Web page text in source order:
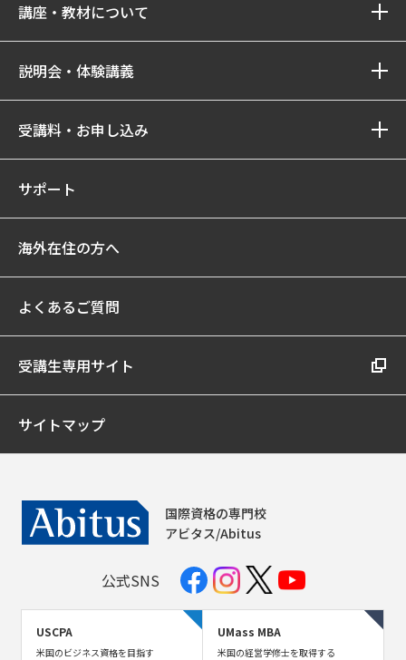
講座・教材について
説明会・体験講義
受講料・お申し込み
サポート
海外在住の方へ
よくあるご質問
受講生専用サイト
サイトマップ
国際資格の専門校
アビタス/Abitus
公式SNS
USCPA
米国のビジネス資格を目指す
UMass MBA
米国の経営学修士を取得する